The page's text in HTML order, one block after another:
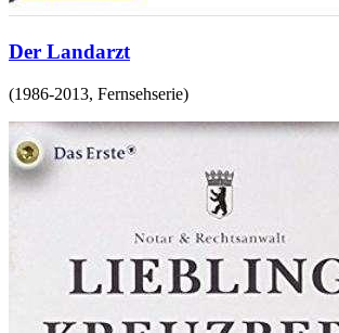
Der Landarzt
(1986-2013, Fernsehserie)